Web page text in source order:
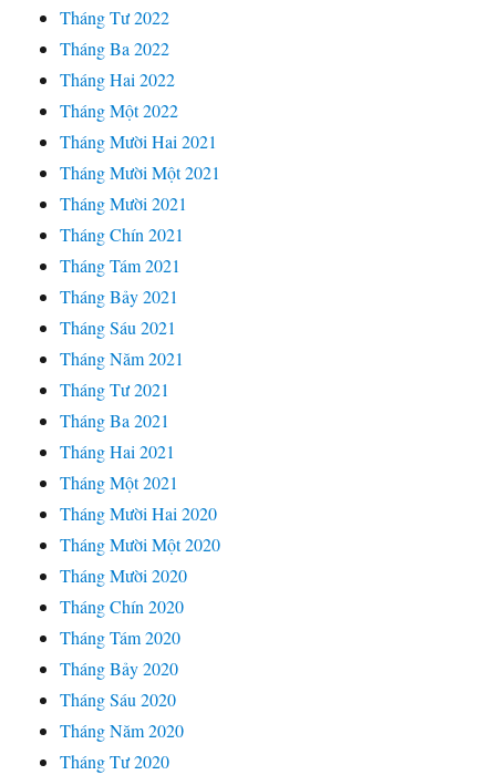
Tháng Tư 2022
Tháng Ba 2022
Tháng Hai 2022
Tháng Một 2022
Tháng Mười Hai 2021
Tháng Mười Một 2021
Tháng Mười 2021
Tháng Chín 2021
Tháng Tám 2021
Tháng Bảy 2021
Tháng Sáu 2021
Tháng Năm 2021
Tháng Tư 2021
Tháng Ba 2021
Tháng Hai 2021
Tháng Một 2021
Tháng Mười Hai 2020
Tháng Mười Một 2020
Tháng Mười 2020
Tháng Chín 2020
Tháng Tám 2020
Tháng Bảy 2020
Tháng Sáu 2020
Tháng Năm 2020
Tháng Tư 2020